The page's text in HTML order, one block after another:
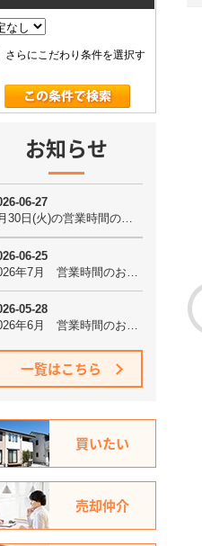
さらにこだわり条件を選択す
お知らせ
一覧はこちら
買いたい
売却仲介